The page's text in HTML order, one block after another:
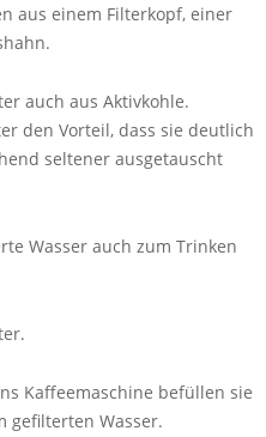
aus einem Filterkopf, einer
auch aus Aktivkohle.
den Vorteil, dass sie deutlich
seltener ausgetauscht
Wasser auch zum Trinken
Kaffeemaschine befüllen sie
gefilterten Wasser.